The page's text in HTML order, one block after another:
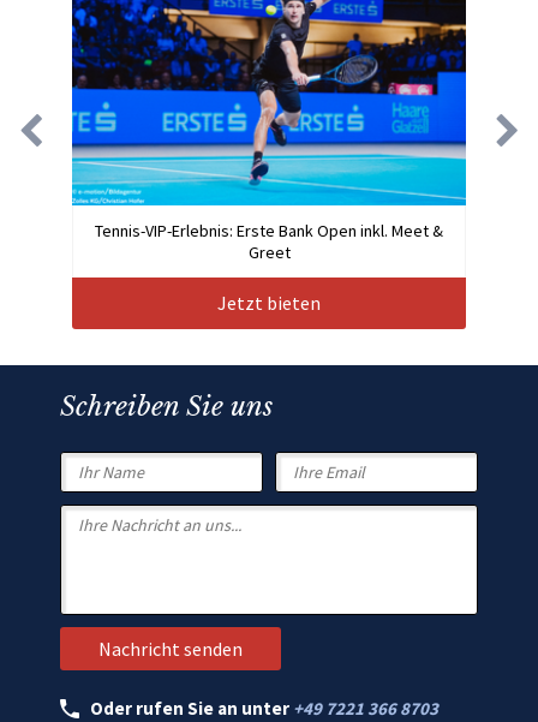
Tennis-VIP-Erlebnis: Erste Bank Open inkl. Meet &
Greet
Jetzt bieten
Schreiben Sie uns
Oder rufen Sie an unter +49 7221 366 8703